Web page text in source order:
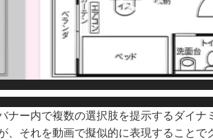
ナー内で複数の選択肢を提示するダイナ
、それを動画で擬似的に表現することで